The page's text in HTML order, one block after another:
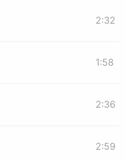
2:32
1:58
2:36
2:59